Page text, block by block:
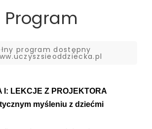
Program
program dostępny
I: LEKCJE Z PROJEKTORA
myśleniu z dziećmi